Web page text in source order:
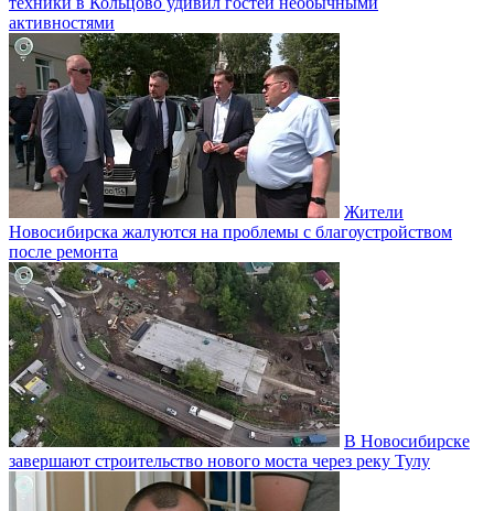
активностями
Жители
Новосибирска жалуются на проблемы с благоустройством
после ремонта
В Новосибирске
завершают строительство нового моста через реку Тулу